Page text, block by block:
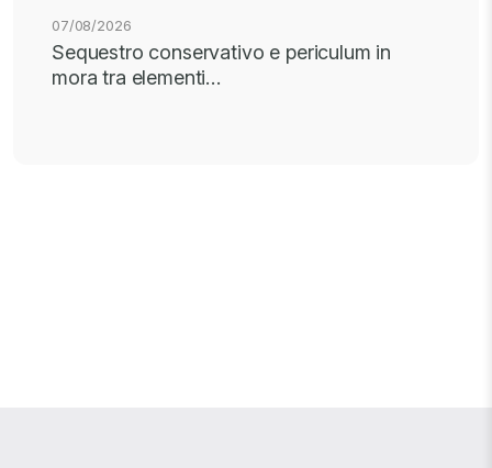
07/08/2026
Sequestro conservativo e periculum in
mora tra elementi…